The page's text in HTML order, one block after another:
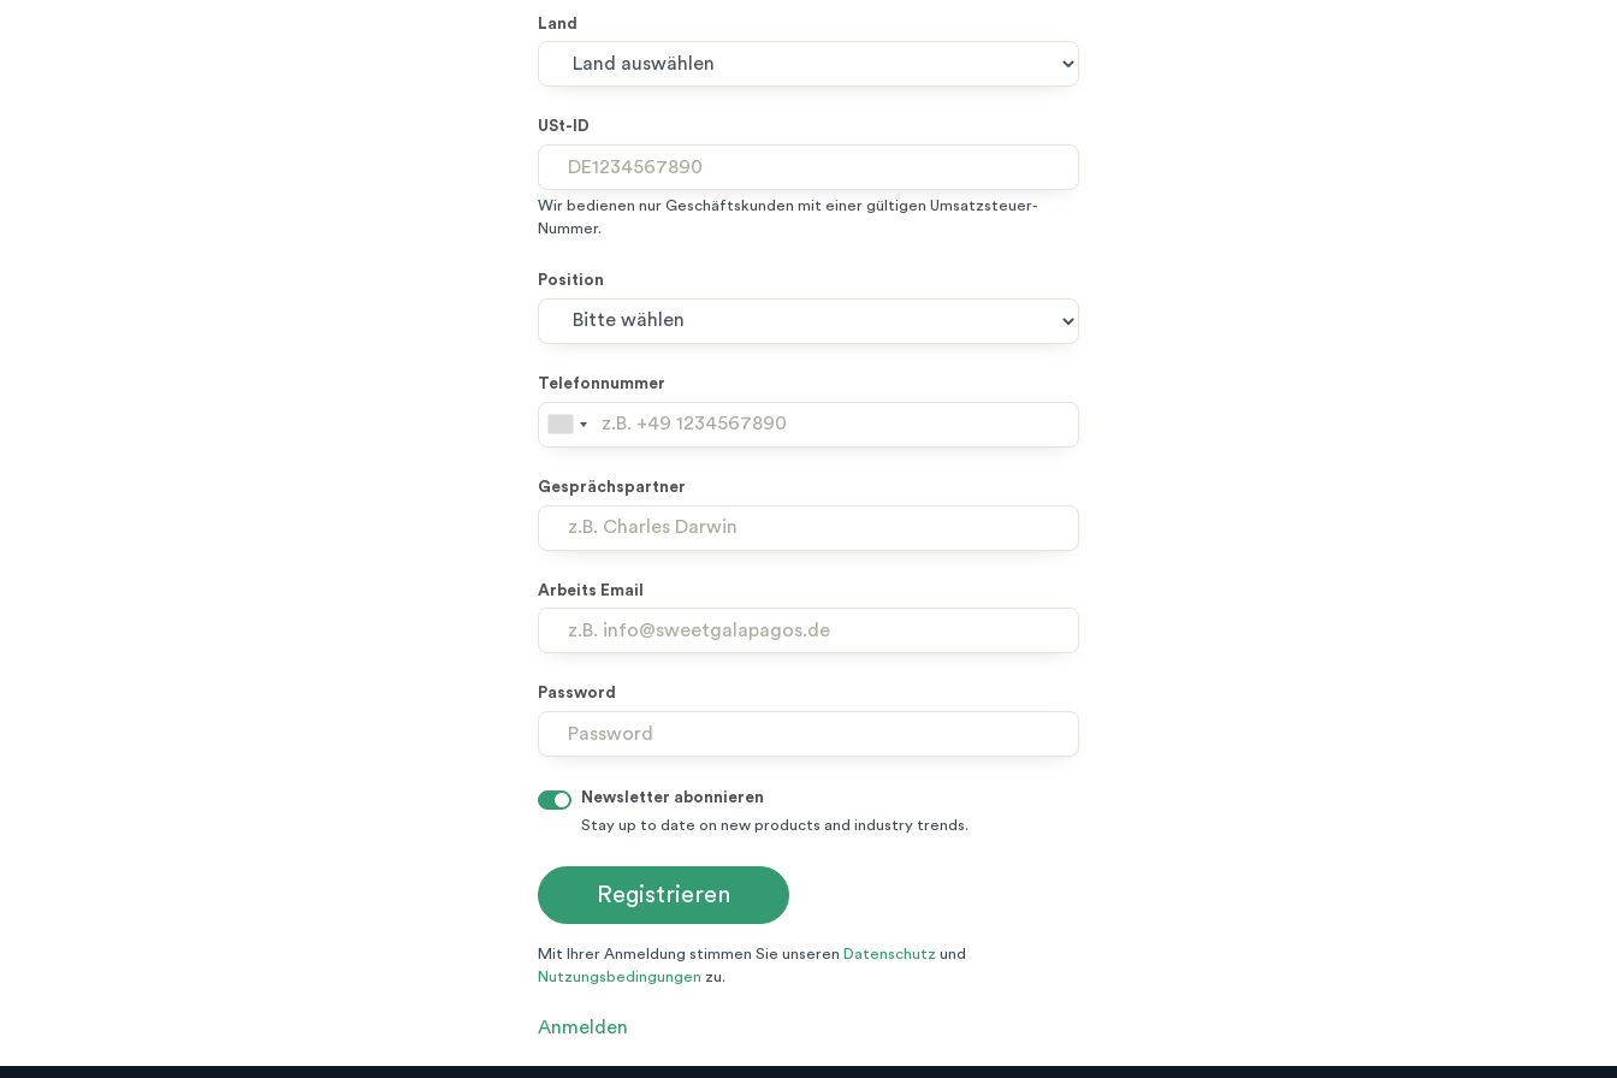
Land
USt-ID
Wir bedienen nur Geschäftskunden mit einer gültigen Umsatzsteuer-
Nummer.
Position
Telefonnummer
Gesprächspartner
Arbeits Email
Password
Newsletter abonnieren
Stay up to date on new products and industry trends.
Mit Ihrer Anmeldung stimmen Sie unseren Datenschutz und
Nutzungsbedingungen zu.
Anmelden